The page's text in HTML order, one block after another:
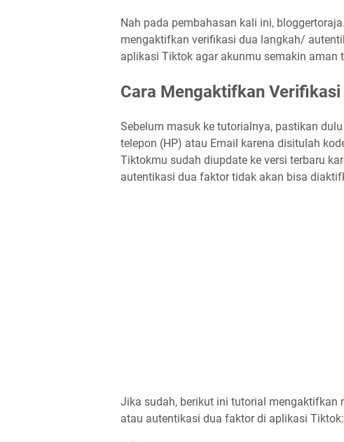
Nah pada pembahasan kali ini,
mengaktifkan verifikasi dua langkah/
aplikasi Tiktok agar akunmu semakin aman
Cara Mengaktifkan
Sebelum masuk ke tutorialnya, pastikan
telepon (HP) atau Email karena disitulah
Tiktokmu sudah diupdate ke versi terbaru
autentikasi dua faktor tidak akan bisa
Jika sudah, berikut ini tutorial mengaktifkan
atau autentikasi dua faktor di aplikasi Tiktok: